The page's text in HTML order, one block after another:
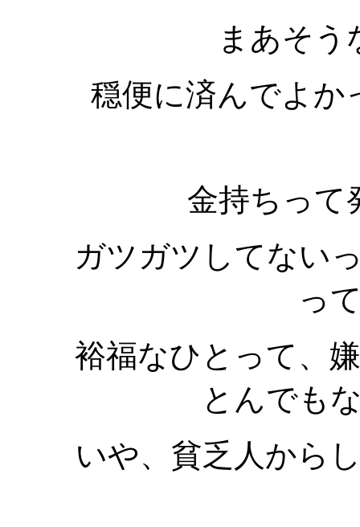
まあそう
穏便に済んでよか
金持ちって
ガツガツしてない
っ
裕福なひとって、
とんでも
いや、貧乏人から